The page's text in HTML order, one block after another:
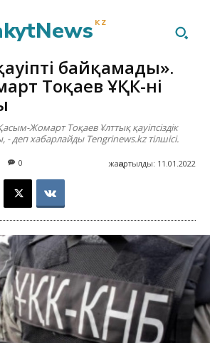
KZ
байқамады».
Тоқаев ҰҚК-ні
Жомарт Тоқаев Ұлттық қауіпсіздік
- деп хабарлайды Tengrinews.kz тілшісі.
жаңартылды: 11.01.2022
0